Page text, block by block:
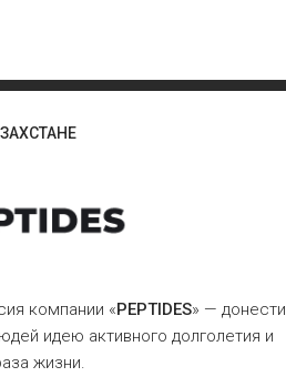
компании «PEPTIDES» — донести
идею активного долголетия и
жизни.